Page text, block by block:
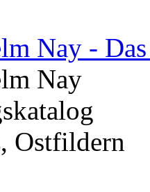
Nay -
Nay
Ostfildern